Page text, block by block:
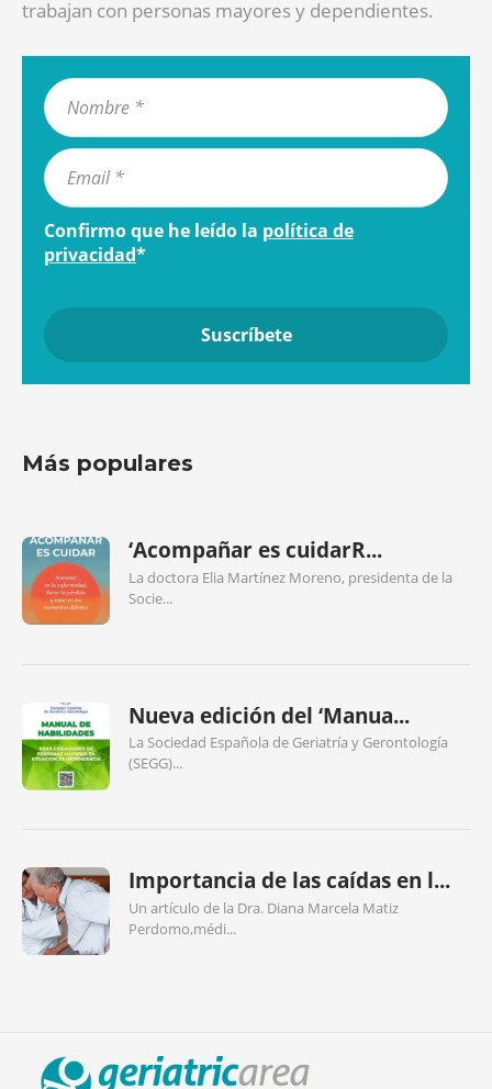
trabajan con personas mayores y dependientes.
Confirmo que he leído la política de
privacidad*
Más populares
‘Acompañar es cuidarR...
La doctora Elia Martínez Moreno, presidenta de la
Socie...
Nueva edición del ‘Manua...
La Sociedad Española de Geriatría y Gerontología
(SEGG)...
Importancia de las caídas en l...
Un artículo de la Dra. Diana Marcela Matiz
Perdomo,médi...